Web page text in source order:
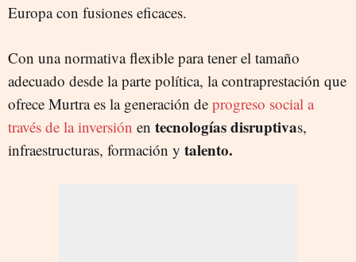
Europa con fusiones eficaces.
Con una normativa flexible para tener el tamaño
adecuado desde la parte política, la contraprestación que
ofrece Murtra es la generación de progreso social a
través de la inversión en tecnologías disruptivas,
infraestructuras, formación y talento.